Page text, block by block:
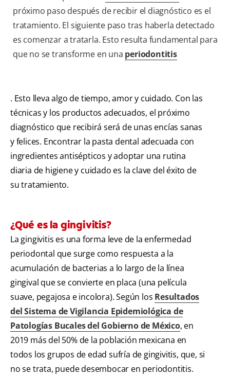
próximo paso después de recibir el diagnóstico es el
tratamiento. El siguiente paso tras haberla detectado
es comenzar a tratarla. Esto resulta fundamental para
que no se transforme en una periodontitis
. Esto lleva algo de tiempo, amor y cuidado. Con las
técnicas y los productos adecuados, el próximo
diagnóstico que recibirá será de unas encías sanas
y felices. Encontrar la pasta dental adecuada con
ingredientes antisépticos y adoptar una rutina
diaria de higiene y cuidado es la clave del éxito de
su tratamiento.
¿Qué es la gingivitis?
La gingivitis es una forma leve de la enfermedad
periodontal que surge como respuesta a la
acumulación de bacterias a lo largo de la línea
gingival que se convierte en placa (una película
suave, pegajosa e incolora). Según los Resultados
del Sistema de Vigilancia Epidemiológica de
Patologías Bucales del Gobierno de México, en
2019 más del 50% de la población mexicana en
todos los grupos de edad sufría de gingivitis, que, si
no se trata, puede desembocar en periodontitis.